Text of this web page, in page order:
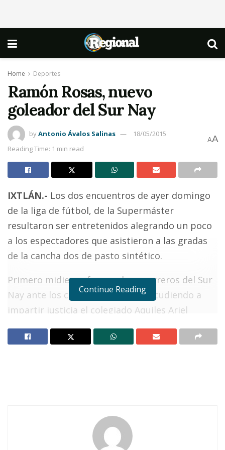
Home Deportes
Ramón Rosas, nuevo
goleador del Sur Nay
byAntonio Ávalos Salinas
18/05/2015
Reading Time: 1 min read
AA
IXTLÁN.- Los dos encuentros de ayer domingo
de la liga de fútbol, de la Supermáster
resultaron ser entretenidos alegrando un poco
a los espectadores que asistieron a las gradas
de la cancha dos de pasto sintético.
Primero midieron fuerzas los guerreros del Sur
Nay ante los charros de la Zarca acudiendo a
impartir justicia el colegiado Aquiles Ariel
tantos por bando.
Buena tarde taurina en Ahuacatlán
Continue Reading